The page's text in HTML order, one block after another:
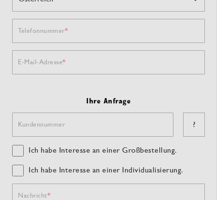
Telefonnummer
E-Mail-Adresse
Ihre Anfrage
Kundennummer ?
Ich habe Interesse an einer Großbestellung.
Ich habe Interesse an einer Individualisierung.
Nachricht